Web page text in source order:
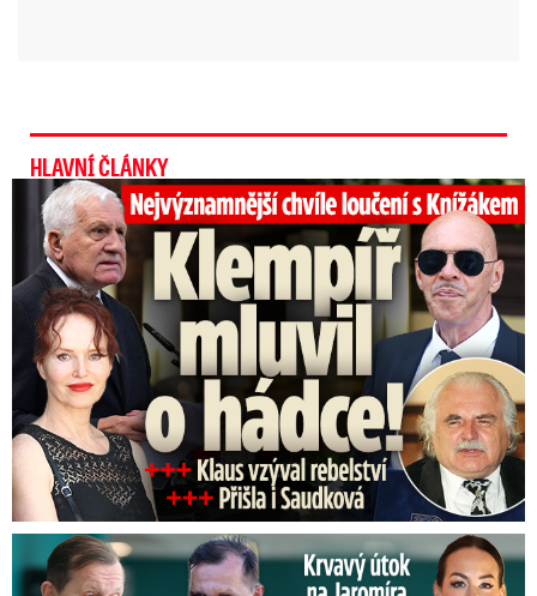
HLAVNÍ ČLÁNKY
Top momenty pohřbu Knížáka: Dojatý Klempíř, Pospíšil s Medou
Útok na Jaromíra Soukupa: Reakce Agáty na zmlácení jejího ex